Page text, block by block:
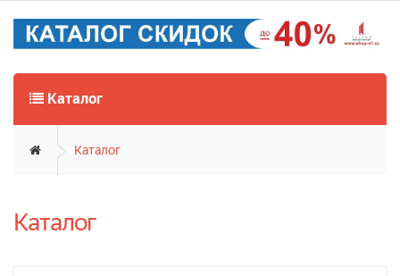
Каталог
Каталог
Каталог